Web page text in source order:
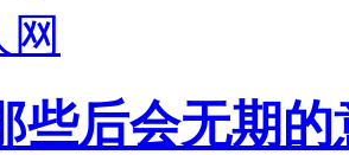
网
些后会无期